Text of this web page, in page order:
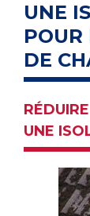
UNE
POUR
DE
UNE